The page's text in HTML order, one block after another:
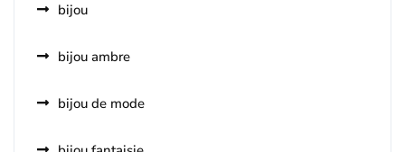
bijou
bijou ambre
bijou de mode